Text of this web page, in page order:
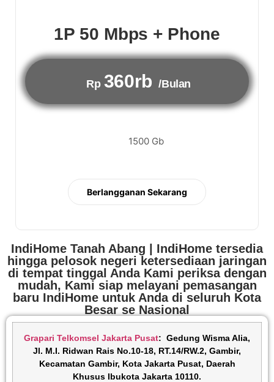
1P 50 Mbps + Phone
Rp 360rb /Bulan
1500 Gb
Berlangganan Sekarang
IndiHome Tanah Abang | IndiHome tersedia
hingga pelosok negeri ketersediaan jaringan
di tempat tinggal Anda Kami periksa dengan
mudah, Kami siap melayani pemasangan
baru IndiHome untuk Anda di seluruh Kota
Besar se Nasional
Grapari Telkomsel Jakarta Pusat: Gedung Wisma Alia,
Jl. M.I. Ridwan Rais No.10-18, RT.14/RW.2, Gambir,
Kecamatan Gambir, Kota Jakarta Pusat, Daerah
Khusus Ibukota Jakarta 10110.